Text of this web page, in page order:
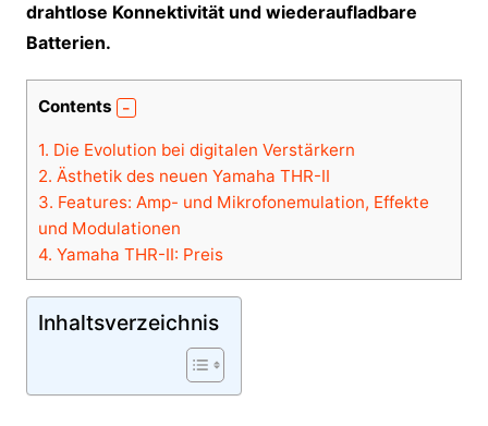
drahtlose Konnektivität und wiederaufladbare
Batterien.
Contents
1. Die Evolution bei digitalen Verstärkern
2. Ästhetik des neuen Yamaha THR-II
3. Features: Amp- und Mikrofonemulation, Effekte
und Modulationen
4. Yamaha THR-II: Preis
Inhaltsverzeichnis